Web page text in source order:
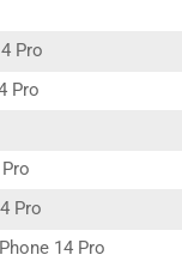
Pro
Pro
Pro
14 Pro